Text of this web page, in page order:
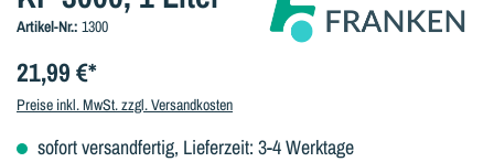
Artikel-Nr.: 1300
21,99 €*
Preise inkl. MwSt. zzgl. Versandkosten
sofort versandfertig, Lieferzeit: 3-4 Werktage